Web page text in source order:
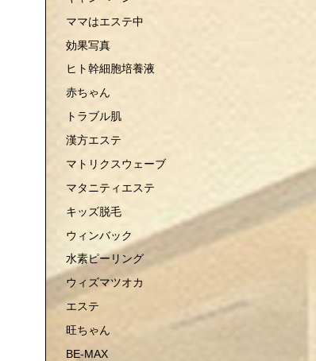
ママはエステ中
効果写真
ヒト幹細胞培養液
赤ちゃん
トラブル肌
漢方エステ
マトリクスウェーブ
マタニティエステ
キッズ脱毛
ウィンバック
水素ピーリング
ウィズマツオカ
エステ
旺ちゃん
BE-MAX